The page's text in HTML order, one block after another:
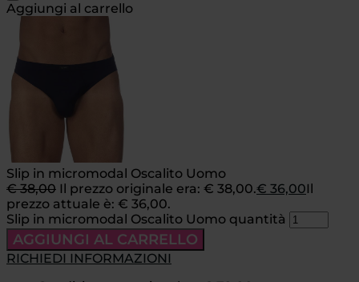
Aggiungi al carrello
Slip in micromodal Oscalito Uomo
€38,00 Il prezzo originale era: € 38,00.€ 36,00Il
prezzo attuale è: € 36,00.
Slip in micromodal Oscalito Uomo quantità
AGGIUNGI AL CARRELLO
RICHIEDI INFORMAZIONI